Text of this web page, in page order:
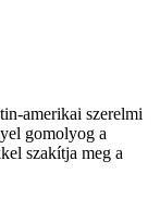
amerikai szerelmi
gomolyog a
szakítja meg a